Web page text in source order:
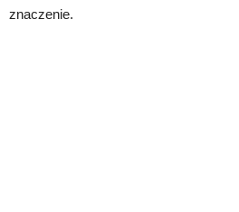
znaczenie.